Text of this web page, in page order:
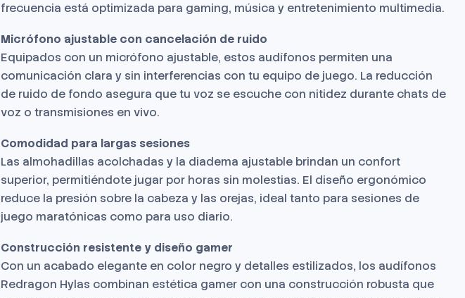
frecuencia está optimizada para gaming, música y entretenimiento multimedia.
Micrófono ajustable con cancelación de ruido
Equipados con un micrófono ajustable, estos audífonos permiten una
comunicación clara y sin interferencias con tu equipo de juego. La reducción
de ruido de fondo asegura que tu voz se escuche con nitidez durante chats de
voz o transmisiones en vivo.
Comodidad para largas sesiones
Las almohadillas acolchadas y la diadema ajustable brindan un confort
superior, permitiéndote jugar por horas sin molestias. El diseño ergonómico
reduce la presión sobre la cabeza y las orejas, ideal tanto para sesiones de
juego maratónicas como para uso diario.
Construcción resistente y diseño gamer
Con un acabado elegante en color negro y detalles estilizados, los audífonos
Redragon Hylas combinan estética gamer con una construcción robusta que